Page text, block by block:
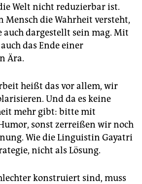
Welt nicht reduzierbar ist.
Mensch die Wahrheit versteht,
auch dargestellt sein mag. Mit
das Ende einer
Ära.
heißt das vor allem, wir
Und da es keine
mehr gibt: bitte mit
sonst zerreißen wir noch
Wie die Linguistin Gayatri
nicht als Lösung.
konstruiert sind, muss